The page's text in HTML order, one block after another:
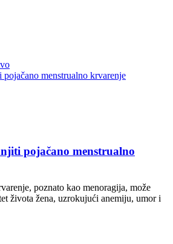
pojačano menstrualno
poznato kao menoragija, može
života žena, uzrokujući anemiju, umor i